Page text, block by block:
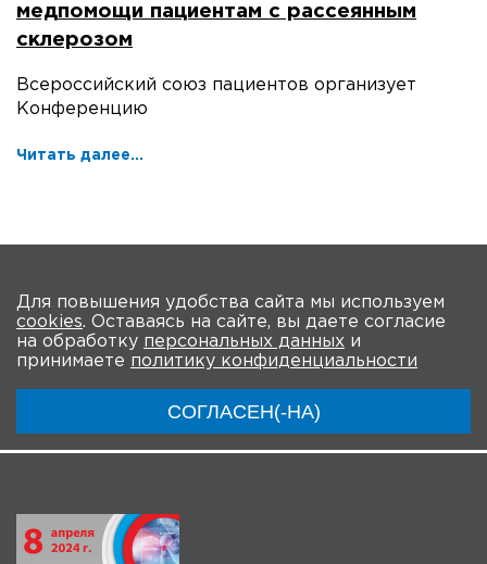
медпомощи пациентам с рассеянным
склерозом
Всероссийский союз пациентов организует
Конференцию
Читать далее...
Для повышения удобства сайта мы используем
cookies. Оставаясь на сайте, вы даете согласие
на обработку персональных данных и
принимаете политику конфиденциальности
СОГЛАСЕН(-НА)
О мероприятии Программа Участники